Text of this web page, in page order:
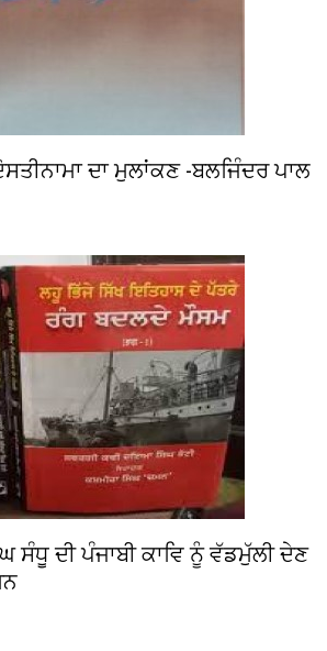
ਦਾ ਮੁਲਾਂਕਣ -ਬਲਜਿੰਦਰ ਪਾਲ
ਦੀ ਪੰਜਾਬੀ ਕਾਵਿ ਨੂੰ ਵੱਡਮੁੱਲੀ ਦੇਣ